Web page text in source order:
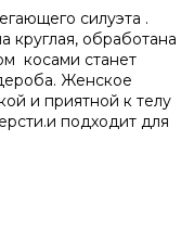
силуэта .
круглая, обработана
косами станет
Женское
и приятной к телу
подходит для